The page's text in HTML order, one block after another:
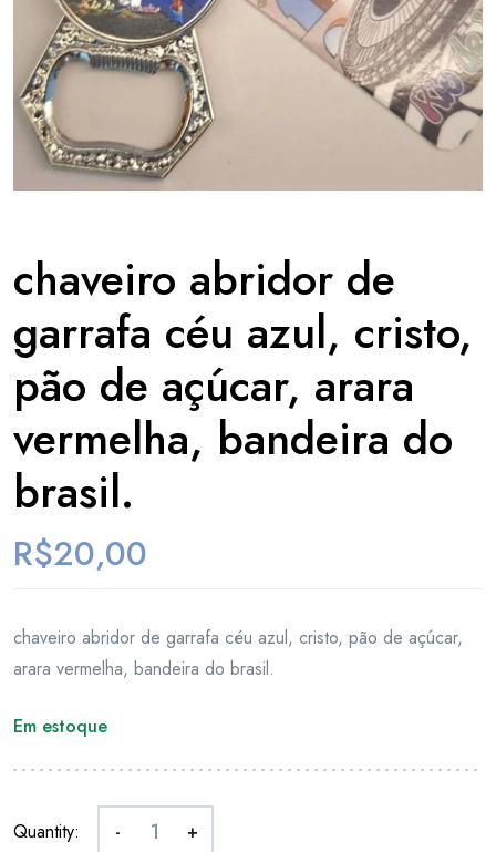
chaveiro abridor de
garrafa céu azul, cristo,
pão de açúcar, arara
vermelha, bandeira do
brasil.
R$20,00
chaveiro abridor de garrafa céu azul, cristo, pão de açúcar,
arara vermelha, bandeira do brasil.
Em estoque
Quantity: - +